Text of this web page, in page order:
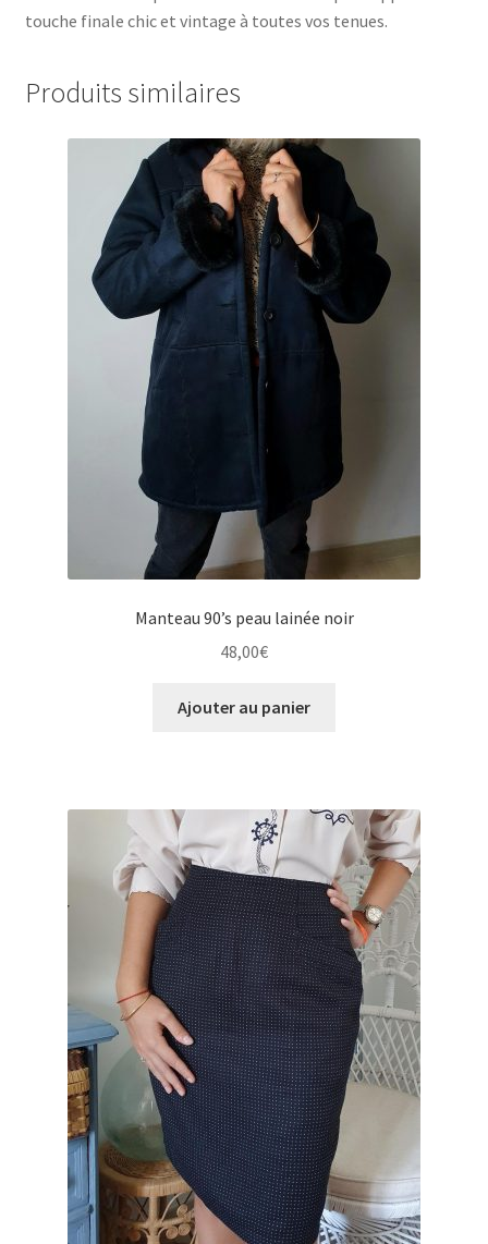
touche finale chic et vintage à toutes vos tenues.
Produits similaires
Manteau 90’s peau lainée noir
48,00€
Ajouter au panier